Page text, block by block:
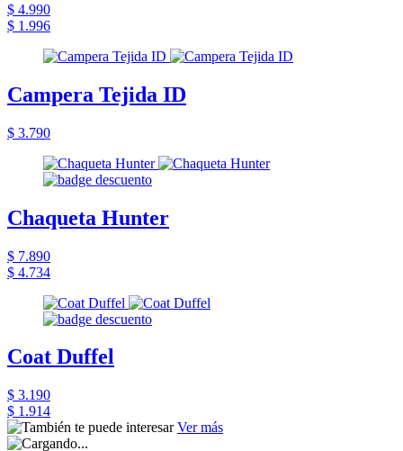
$ 4.990
$ 1.996
Campera Tejida ID
$ 3.790
Chaqueta Hunter
$ 7.890
$ 4.734
Coat Duffel
$ 3.190
$ 1.914
Ver más